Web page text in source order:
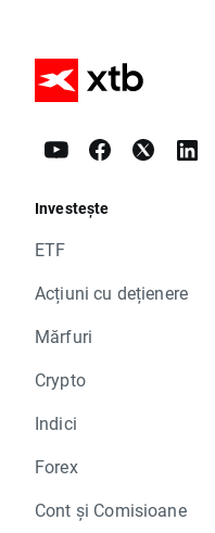
Investește
ETF
Acțiuni cu dețienere
Mărfuri
Crypto
Indici
Forex
Cont și Comisioane